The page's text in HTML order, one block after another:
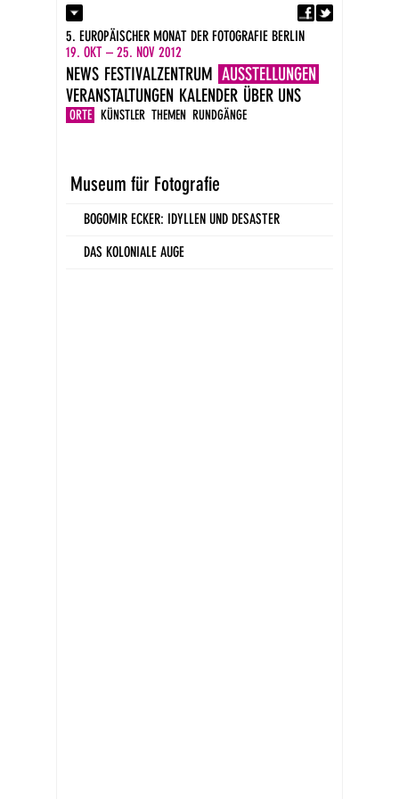
Kontakt
Presse
Impressum
DE
EN
5. EUROPÄISCHER MONAT DER FOTOGRAFIE BERLIN
19. OKT – 25. NOV 2012
NEWS FESTIVALZENTRUM AUSSTELLUNGEN
ORTE KÜNSTLER THEMEN RUNDGÄNGE
VERANSTALTUNGEN KALENDER ÜBER UNS
Museum für Fotografie
BOGOMIR ECKER: IDYLLEN UND DESASTER
DAS KOLONIALE AUGE